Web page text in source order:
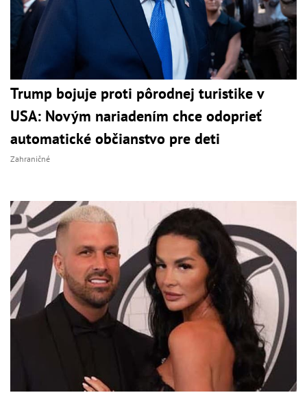
Trump bojuje proti pôrodnej turistike v
USA: Novým nariadením chce odoprieť
automatické občianstvo pre deti
Zahraničné